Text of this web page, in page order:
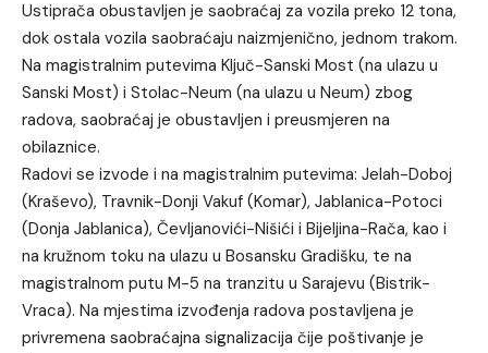
Ustiprača obustavljen je saobraćaj za vozila preko 12 tona,
dok ostala vozila saobraćaju naizmjenično, jednom trakom.
Na magistralnim putevima Ključ-Sanski Most (na ulazu u
Sanski Most) i Stolac-Neum (na ulazu u Neum) zbog
radova, saobraćaj je obustavljen i preusmjeren na
obilaznice.
Radovi se izvode i na magistralnim putevima: Jelah-Doboj
(Kraševo), Travnik-Donji Vakuf (Komar), Jablanica-Potoci
(Donja Jablanica), Čevljanovići-Nišići i Bijeljina-Rača, kao i
na kružnom toku na ulazu u Bosansku Gradišku, te na
magistralnom putu M-5 na tranzitu u Sarajevu (Bistrik-
Vraca). Na mjestima izvođenja radova postavljena je
privremena saobraćajna signalizacija čije poštivanje je